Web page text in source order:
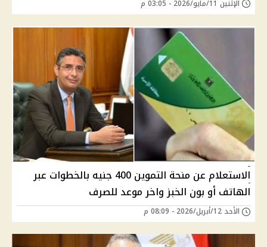
الإثنين 11/مايو/2026 - 03:05 م
الاستعلام عن منحة التموين 400 جنيه بالخطوات عبر
الهاتف أو بون الخبز واخر موعد للصرف
الأحد 12/أبريل/2026 - 08:09 م